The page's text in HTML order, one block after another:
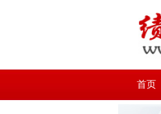
首页